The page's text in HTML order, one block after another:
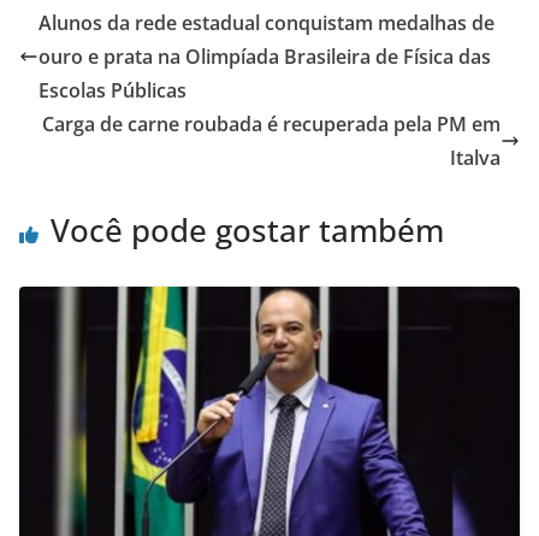
e
b
o
o
er s
A
p
p
e
Alunos da rede estadual conquistam medalhas de
ouro e prata na Olimpíada Brasileira de Física das
Escolas Públicas
Carga de carne roubada é recuperada pela PM em
Italva
Você pode gostar também